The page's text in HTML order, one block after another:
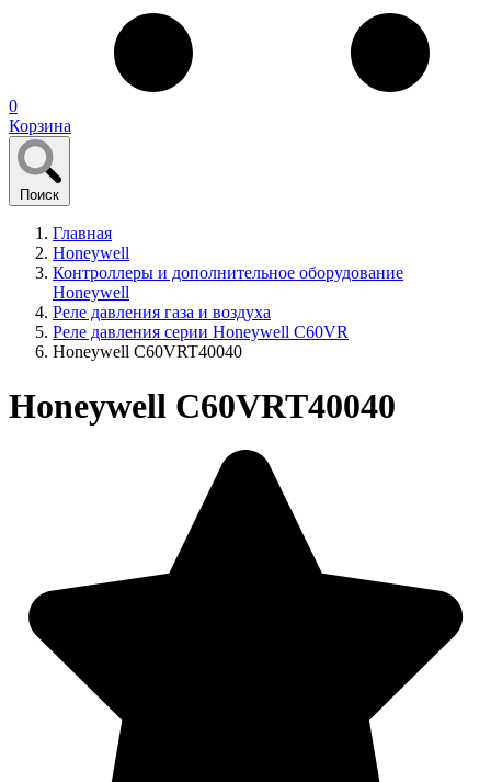
0
Корзина
Поиск
Главная
Honeywell
Контроллеры и дополнительное оборудование
Honeywell
Реле давления газа и воздуха
Реле давления серии Honeywell C60VR
Honeywell C60VRT40040
Honeywell C60VRT40040